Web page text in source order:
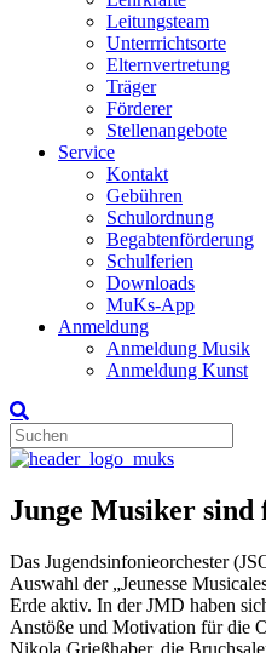
Leitungsteam
Unterrrichtsorte
Elternvertretung
Träger
Förderer
Stellenangebote
Service
Kontakt
Gebühren
Schulordnung
Begabtenförderung
Schulferien
Downloads
MuKs-App
Anmeldung
Anmeldung Musik
Anmeldung Kunst
Junge Musiker
Das Jugendsinfonieorchester
Auswahl der „Jeunesse
Erde aktiv. In der JMD haben
Anstöße und Motivation für die
Nikola Grießhaber, die